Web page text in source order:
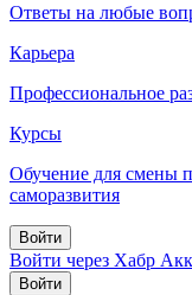
Ответы на любые
Карьера
Профессиональное
Курсы
Обучение для смены
саморазвития
Войти
Войти через Хабр
Войти